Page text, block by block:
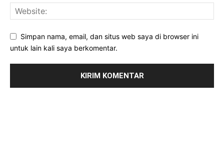
Simpan nama, email, dan situs web saya di browser ini
untuk lain kali saya berkomentar.